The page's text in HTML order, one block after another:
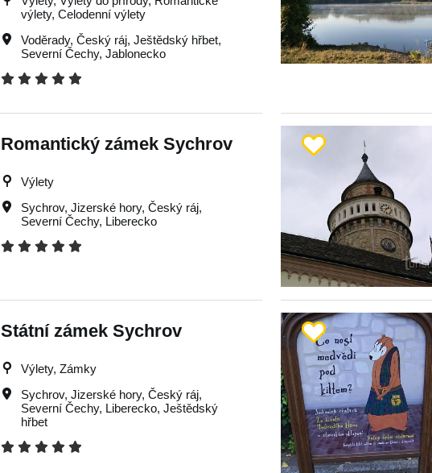
výlety, Celodenní výlety
Voděrady,Český ráj,Ještědský hřbet,
Severní Čechy,Jablonecko
Romantický zámek Sychrov
Výlety
Sychrov,Jizerské hory,Český ráj,
Severní Čechy, Liberecko
Státní zámek Sychrov
Výlety, Zámky
Sychrov,Jizerské hory,Český ráj,
Severní Čechy, Liberecko,Ještědský
hřbet